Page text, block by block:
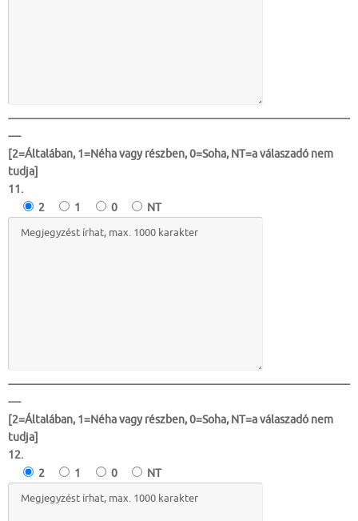
-----------------------------------------------------------------------------------------------------------
----
[2=Általában, 1=Néha vagy részben, 0=Soha, NT=a válaszadó nem
tudja]
11.
2
1 0 NT
-----------------------------------------------------------------------------------------------------------
----
[2=Általában, 1=Néha vagy részben, 0=Soha, NT=a válaszadó nem
tudja]
12.
2
1 0 NT